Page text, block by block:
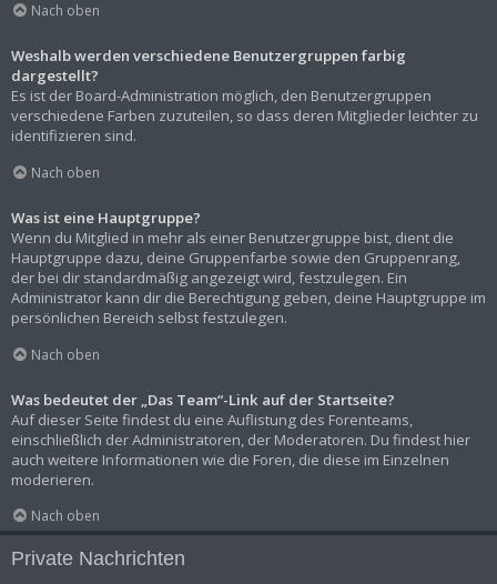
Nach oben
Weshalb werden verschiedene Benutzergruppen farbig
dargestellt?
Es ist der Board-Administration möglich, den Benutzergruppen
verschiedene Farben zuzuteilen, so dass deren Mitglieder leichter zu
identifizieren sind.
Nach oben
Was ist eine Hauptgruppe?
Wenn du Mitglied in mehr als einer Benutzergruppe bist, dient die
Hauptgruppe dazu, deine Gruppenfarbe sowie den Gruppenrang,
der bei dir standardmäßig angezeigt wird, festzulegen. Ein
Administrator kann dir die Berechtigung geben, deine Hauptgruppe im
persönlichen Bereich selbst festzulegen.
Nach oben
Was bedeutet der „Das Team“-Link auf der Startseite?
Auf dieser Seite findest du eine Auflistung des Forenteams,
einschließlich der Administratoren, der Moderatoren. Du findest hier
auch weitere Informationen wie die Foren, die diese im Einzelnen
moderieren.
Nach oben
Private Nachrichten